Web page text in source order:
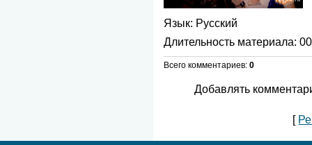
Язык: Русский
Длительность материала:
Всего комментариев: 0
Добавлять
[